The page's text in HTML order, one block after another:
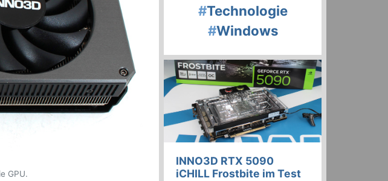
GPU.
#Technologie
#Windows
INNO3D RTX 5090
iCHILL Frostbite im Test